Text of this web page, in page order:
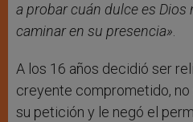
a probar cuán dulce es Dios
caminar en su presencia».
A los 16 años decidió ser
creyente comprometido,
su petición y le negó el